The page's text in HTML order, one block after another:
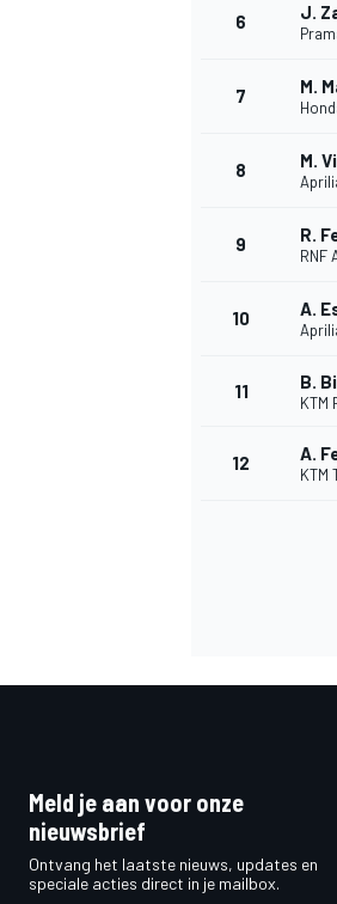
6 J.
7 M.
8 M.
9 R.
RNF
10 A.
11 B.
KTM
12 A.
KTM
Meld je aan voor onze
nieuwsbrief
Ontvang het laatste nieuws, updates en
speciale acties direct in je mailbox.